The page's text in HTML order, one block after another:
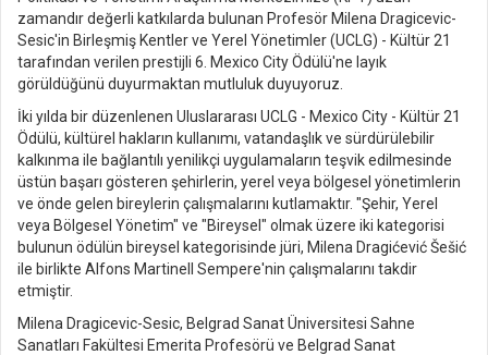
zamandır değerli katkılarda bulunan Profesör Milena Dragicevic-
Sesic'in Birleşmiş Kentler ve Yerel Yönetimler (UCLG) - Kültür 21
tarafından verilen prestijli 6. Mexico City Ödülü'ne layık
görüldüğünü duyurmaktan mutluluk duyuyoruz.
İki yılda bir düzenlenen Uluslararası UCLG - Mexico City - Kültür 21
Ödülü, kültürel hakların kullanımı, vatandaşlık ve sürdürülebilir
kalkınma ile bağlantılı yenilikçi uygulamaların teşvik edilmesinde
üstün başarı gösteren şehirlerin, yerel veya bölgesel yönetimlerin
ve önde gelen bireylerin çalışmalarını kutlamaktır. "Şehir, Yerel
veya Bölgesel Yönetim" ve "Bireysel" olmak üzere iki kategorisi
bulunun ödülün bireysel kategorisinde jüri, Milena Dragićević Šešić
ile birlikte Alfons Martinell Sempere'nin çalışmalarını takdir
etmiştir.
Milena Dragicevic-Sesic, Belgrad Sanat Üniversitesi Sahne
Sanatları Fakültesi Emerita Profesörü ve Belgrad Sanat